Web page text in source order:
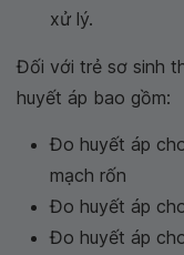
xử lý.
Đối với trẻ sơ sinh
huyết áp bao gồm:
Đo huyết áp
mạch rốn
Đo huyết áp
Đo huyết áp